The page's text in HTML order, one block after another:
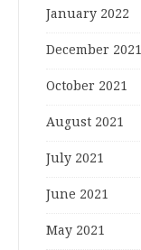
January 2022
December 2021
October 2021
August 2021
July 2021
June 2021
May 2021